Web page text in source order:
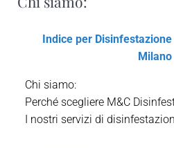
Indice per
Milano
Chi siamo:
Perché scegliere M&C
I nostri servizi di